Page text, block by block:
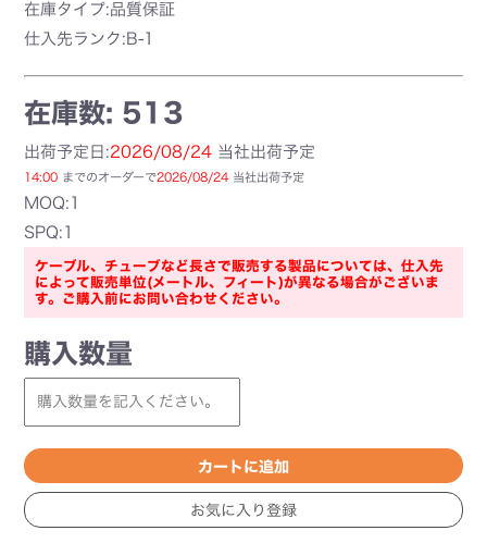
在庫タイプ:品質保証
仕入先ランク:B-1
在庫数: 513
出荷予定日:2026/08/24 当社出荷予定
14:00 までのオーダーで2026/08/24 当社出荷予定
MOQ:1
SPQ:1
ケーブル、チューブなど長さで販売する製品については、仕入先
によって販売単位(メートル、フィート)が異なる場合がございま
す。ご購入前にお問い合わせください。
購入数量